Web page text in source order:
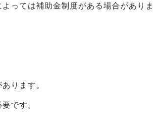
っては補助金制度がある場合があり
ります。
です。